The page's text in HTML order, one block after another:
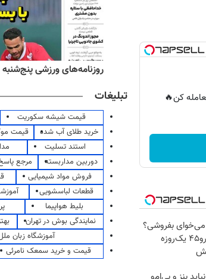
کن🔥
می‌خوای بفروشی؟
با خودرو۴۵ یک‌روزه
روزنامه‌های ورزشی پنج‌شنبه ۱۵ مرداد ۱۴۰۵
تبلیغات
قیمت شیشه سکوریت
خرید طلای آب شده
قیمت
استند تسلیت
دوربین مداربسته
مرجع
فروش مواد شیمیایی
قطعات لباسشویی
بلیط هواپیما
نمایندگی بوش در تهران
آموزشگاه زبان
قیمت و خرید سمعک نامرئی